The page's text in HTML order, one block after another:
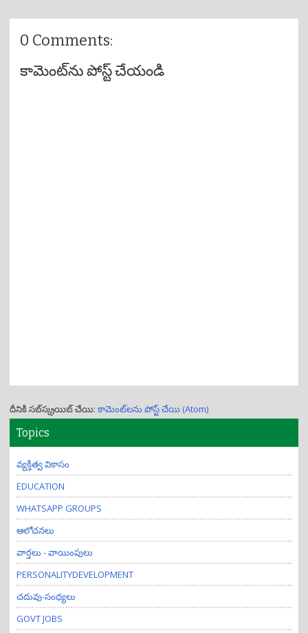
0 Comments:
కామెంట్‌ను పోస్ట్ చేయండి
దీనికి సబ్‌స్క్రయిబ్ చేయి: కామెంట్‌లను పోస్ట్ చేయి (Atom)
Topics
వ్యక్తిత్వ వికాసం
EDUCATION
WHATSAPP GROUPS
ఆలోచనలు
వార్తలు - వాయింపులు
PERSONALITYDEVELOPMENT
చదువు-సంధ్యలు
GOVT JOBS